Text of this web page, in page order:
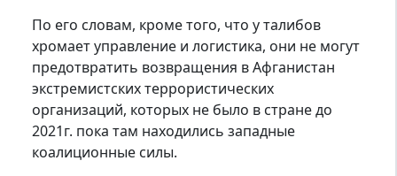
По его словам, кроме того, что у талибов
хромает управление и логистика, они не могут
предотвратить возвращения в Афганистан
экстремистских террористических
организаций, которых не было в стране до
2021г. пока там находились западные
коалиционные силы.